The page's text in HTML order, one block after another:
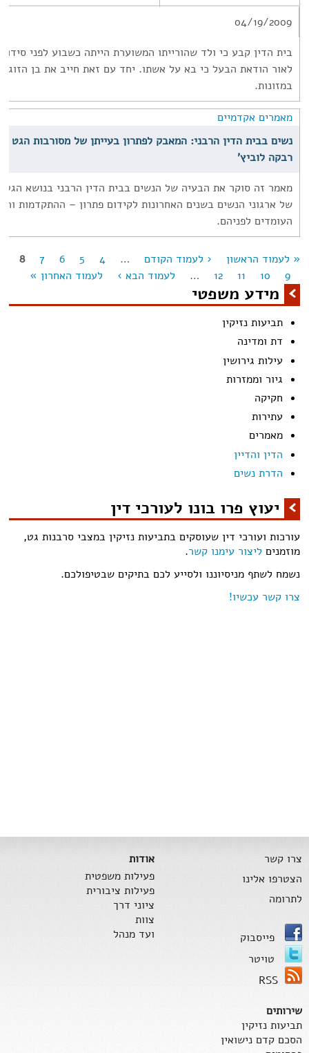
04/19/2009
בית הדין קבע כי ולד שהורייתו המשוערת הייתה כשבוע לפני
לאור הודאת הבעל כי בא על אשתו. יחד עם זאת חייב את בן הזוג
במזונות.
מאמרים אקדמיים
נשים בבית הדין הרבני: המאבק לפתרון בעייתן של מסורבות הגט
רבקה לוביץ'
מאמר זה סוקר את הבעיה של הנשים בבית הדין הרבני בנושא הגט
של ארגוני הנשים בשנים האחרונות לקידום פתרון – ההתקדמות
העומדים לפניהם.
« לעמוד הראשון ‹ לעמוד הקודם …
4
5
6
7
8
9
10
11
12
… לעמוד הבא › לעמוד האחרון »
מידע משפטי
תביעות נזיקין
דת ומדינה
עילות גירושין
גיור וממזרות
חקיקה
עתירות
מאמרים
הדין והדיין
הדרת נשים
יעוץ פרו בונו לעורכי דין
עורכות ועורכי דין שעוסקים בתביעות נזיקין במצבי סרבנות גט,
מוזמנים ליצור עימנו קשר.
נשמח לשתף מניסיוננו ולסייע לכם בתיקים שבטיפולכם.
צרו קשר עכשיו!
צרו קשר
הצטרפו אלינו
לתרומה
פייסבוק
טויטר
RSS
אודות
פעילות משפטית
פעילות ציבורית
ציוני דרך
צוות
ועד מנהל
שירותים
תביעות נזיקין
הסכם קדם נישואין